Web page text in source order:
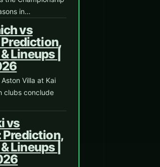
in…
vs
Lineups |
Villa at Kai
clubs conclude
vs
Lineups |